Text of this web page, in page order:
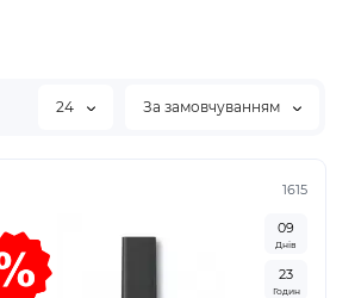
24 За замовчуванням
1615
09
Днів
23
Годин